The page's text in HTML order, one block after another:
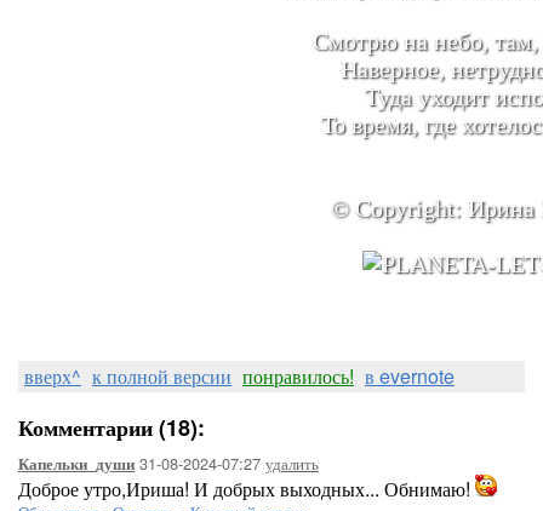
Смотрю на небо, там,
Наверное,
Туда уходит
То время, где
© Copyright: Ирина
вверх^ к полной версии понравилось! в evernote
Комментарии (18):
Капельки_души 31-08-2024-07:27 удалить
Доброе утро,Ириша! И добрых выходных... Обнимаю!